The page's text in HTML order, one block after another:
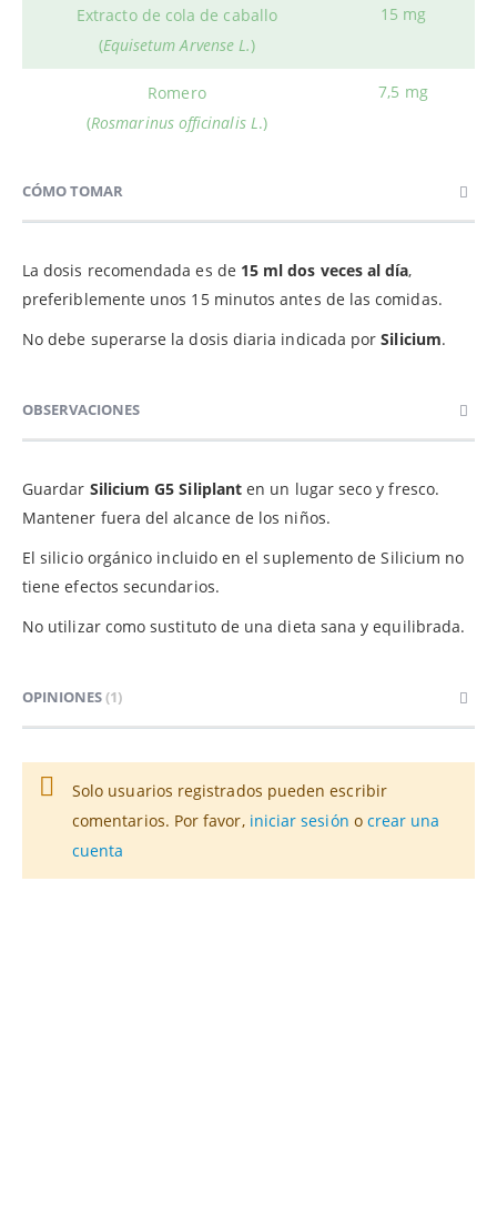
Extracto de cola de caballo
(Equisetum Arvense L.)
15 mg
Romero
(Rosmarinus officinalis L.)
7,5 mg
CÓMO TOMAR
La dosis recomendada es de 15 ml dos veces al día,
preferiblemente unos 15 minutos antes de las comidas.
No debe superarse la dosis diaria indicada porSilicium.
OBSERVACIONES
Guardar Silicium G5 Siliplant en un lugar seco y fresco.
Mantener fuera del alcance de los niños.
El silicio orgánico incluido en el suplemento de Silicium no
tiene efectos secundarios.
No utilizar como sustituto de una dieta sana y equilibrada.
OPINIONES 1
Solo usuarios registrados pueden escribir
comentarios. Por favor, iniciar sesión o crear una
cuenta